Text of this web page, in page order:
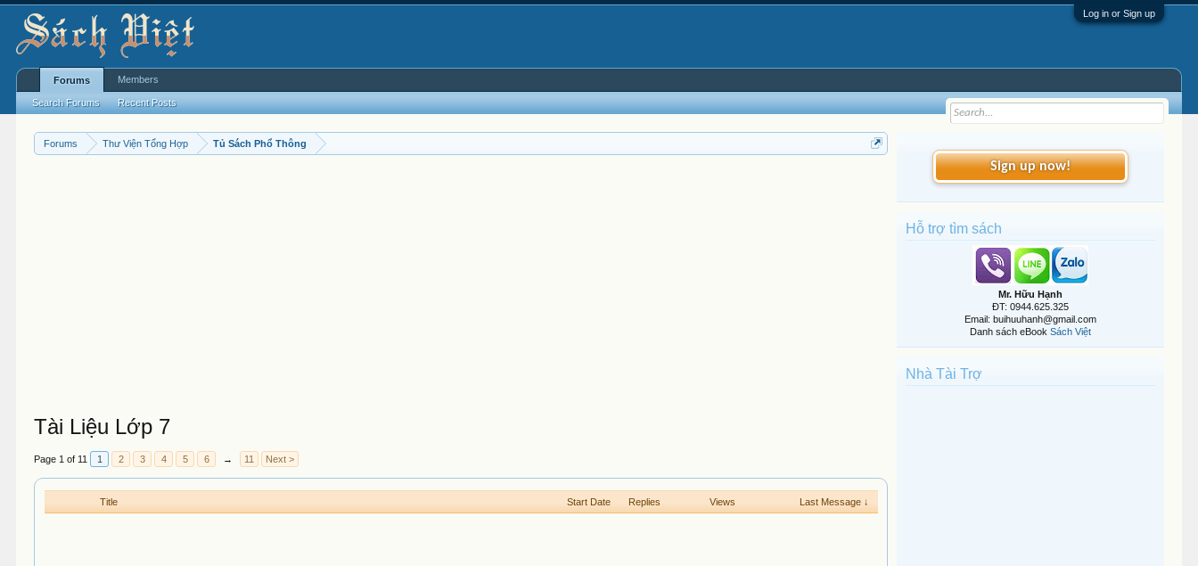
Log in or Sign up
Forums Thư Viện Tổng Hợp Tủ Sách Phổ Thông
Tài Liệu Lớp 7
Page 1 of 11 1 2 3 4 5 6 → 11 Next >
Title Start Date Replies Views Last Message ↓
Sign up now!
Hỗ trợ tìm sách
Mr. Hữu Hạnh
ĐT: 0944.625.325
Email: buihuuhanh@gmail.com
Danh sách eBook Sách Việt
Nhà Tài Trợ
Forums
Search Forums Recent Posts
Members